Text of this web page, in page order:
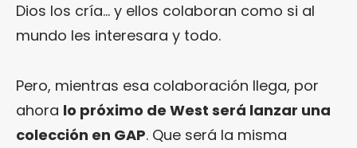
Dios los cría… y ellos colaboran como si al
mundo les interesara y todo.
Pero, mientras esa colaboración llega, por
ahora lo próximo de West será lanzar una
colección en GAP. Que será la misma